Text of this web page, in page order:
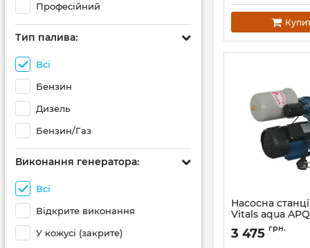
Професійний
Тип палива:
Всі
Бензин
Дизель
Бензин/Газ
Виконання генератора:
Всі
Відкрите виконання
У кожусі (закрите)
Насосна
Vitals aqua
Артикул: 47577
3 475 грн.